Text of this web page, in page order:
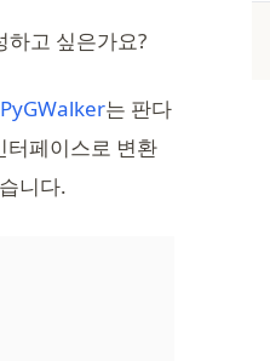
고 싶은가요?
PyGWalker(opens in a new
는 판다
페이스로 변환
니다.